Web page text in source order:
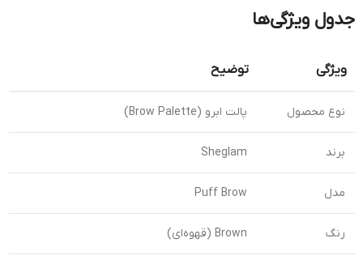
جدول ویژگی‌ها
ویژگی توضیح
نوع محصول پالت ابرو (Brow Palette)
برند Sheglam
مدل Puff Brow
رنگ Brown (قهوه‌ای)